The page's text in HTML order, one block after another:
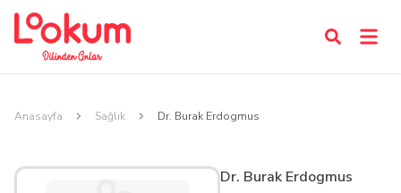
Anasayfa Sağlık Dr. Burak Erdogmus
Dr. Burak Erdogmus